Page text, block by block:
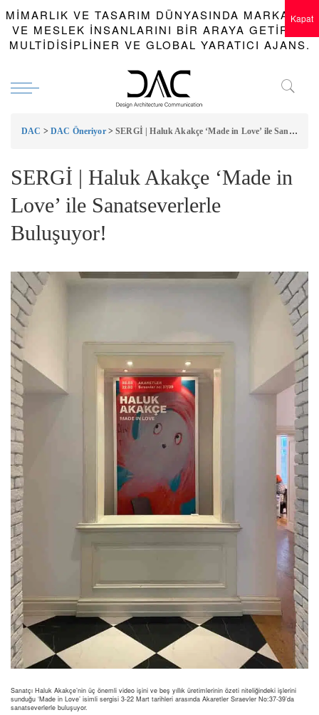
MIMARLIK VE TASARIM DÜNYASINDA MARKALAR
VE MESLEK INSANLARINI BIR ARAYA GETIREN
MULTIDISIPLINER VE GLOBAL YARATICI AJANS.
DAC > DAC Öneriyor>SERGİ | Haluk Akakçe ‘Made in Love’ ile Sanatseverlerle Buluşuyor!
SERGİ | Haluk Akakçe ‘Made in
Love’ ile Sanatseverlerle
Buluşuyor!
Sanatçı Haluk Akakçe’nin üç önemli video işini ve beş yıllık üretimlerinin özeti niteliğindeki işlerini
sunduğu ‘Made in Love’ isimli sergisi 3-22 Mart tarihleri arasında Akaretler Sıraevler No:37-39’da
sanatseverlerle buluşuyor.
Kapat